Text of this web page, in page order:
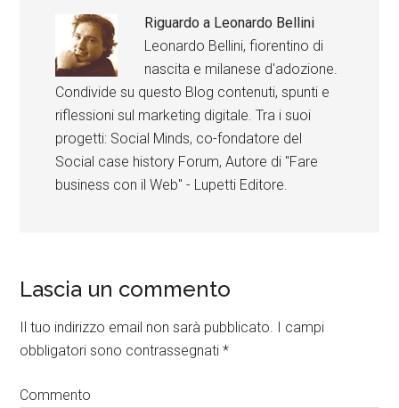
Riguardo a Leonardo Bellini
Leonardo Bellini, fiorentino di
nascita e milanese d'adozione.
Condivide su questo Blog contenuti, spunti e
riflessioni sul marketing digitale. Tra i suoi
progetti: Social Minds, co-fondatore del
Social case history Forum, Autore di "Fare
business con il Web" - Lupetti Editore.
Lascia un commento
Il tuo indirizzo email non sarà pubblicato. I campi
obbligatori sono contrassegnati*
Commento